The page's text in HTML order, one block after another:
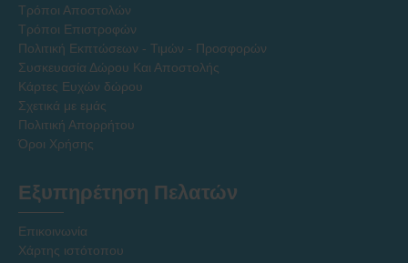
Τρόποι Αποστολών
Τρόποι Επιστροφών
Πολιτική Εκπτώσεων - Τιμών - Προσφορών
Συσκευασία Δώρου Και Αποστολής
Κάρτες Ευχών δώρου
Σχετικά με εμάς
Πολιτική Απορρήτου
Όροι Χρήσης
Εξυπηρέτηση Πελατών
Επικοινωνία
Χάρτης ιστότοπου